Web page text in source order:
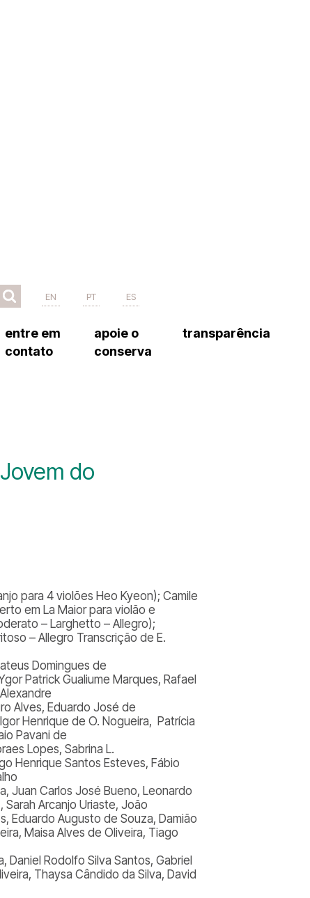
EN PT ES
entre em
contato
de imprensa
apoie o
conserva
transparência
do
para 4 violões Heo Kyeon); Camile
em La Maior para violão e
– Larghetto – Allegro);
– Allegro Transcrição de E.
Domingues de
Patrick Gualiume Marques, Rafael
Alves, Eduardo José de
Henrique de O. Nogueira, Patrícia
Pavani de
Lopes, Sabrina L.
Henrique Santos Esteves, Fábio
Juan Carlos José Bueno, Leonardo
Arcanjo Uriaste, João
Eduardo Augusto de Souza, Damião
Maisa Alves de Oliveira, Tiago
Daniel Rodolfo Silva Santos, Gabriel
Thaysa Cândido da Silva, David